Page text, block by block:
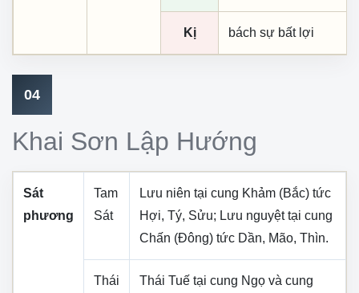
Kị bách sự bất lợi
04
Khai Sơn Lập Hướng
Sát
phương
Tam
Sát
Lưu niên tại cung Khảm (Bắc) tức
Hợi, Tý, Sửu; Lưu nguyệt tại cung
Chấn (Đông) tức Dần, Mão, Thìn.
Thái
Thái Tuế tại cung Ngọ và cung